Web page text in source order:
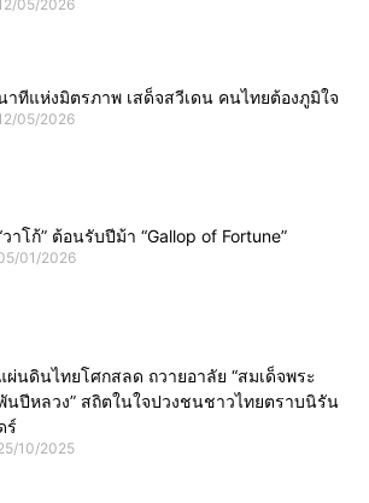
05/2026
าทีแห่งมิตรภาพ เสด็จสวีเดน คนไทยต้องภูมิใจ
05/2026
วาโก้” ต้อนรับปีม้า “Gallop of Fortune”
01/2026
ผ่นดินไทยโศกสลด ถวายอาลัย “สมเด็จพระ
นปีหลวง” สถิตในใจปวงชนชาวไทยตราบนิรัน
ร์
10/2025